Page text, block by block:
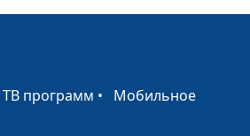
Караченцева,
Караченцева,
программ • Мобильное